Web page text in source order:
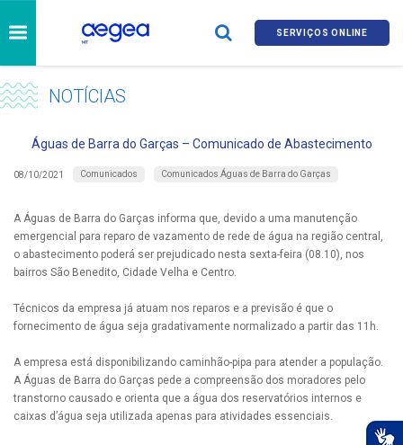
SERVIÇOS ONLINE
NOTÍCIAS
Águas de Barra do Garças – Comunicado de Abastecimento
08/10/2021 Comunicados Comunicados Águas de Barra do Garças
A Águas de Barra do Garças informa que, devido a uma manutenção
emergencial para reparo de vazamento de rede de água na região central,
o abastecimento poderá ser prejudicado nesta sexta-feira (08.10), nos
bairros São Benedito, Cidade Velha e Centro.
Técnicos da empresa já atuam nos reparos e a previsão é que o
fornecimento de água seja gradativamente normalizado a partir das 11h.
A empresa está disponibilizando caminhão-pipa para atender a população.
A Águas de Barra do Garças pede a compreensão dos moradores pelo
transtorno causado e orienta que a água dos reservatórios internos e
caixas d’água seja utilizada apenas para atividades essenciais.